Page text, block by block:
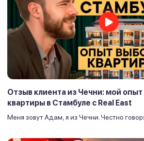
Отзыв клиента из Чечни: мой опыт
квартиры в Стамбуле с Real East
Меня зовут Адам, я из Чечни. Честно